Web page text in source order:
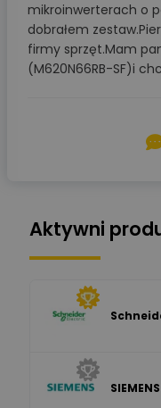
mikroinwerterach o
dobrałem
firmy sprzęt.Mam
(M620N66RB-SF)i
Aktywni
SIEMENS